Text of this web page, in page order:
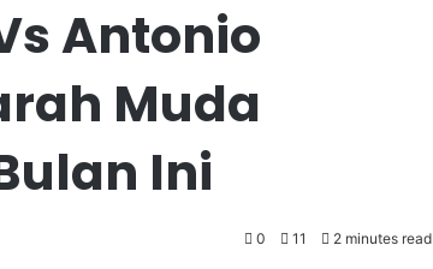
Antonio
Muda
Ini
0 11 2 minutes read